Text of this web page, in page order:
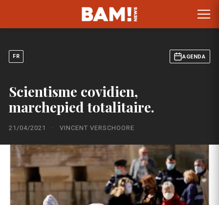
FR AGENDA
Scientisme covidien,
marchepied totalitaire.
21/04/2021 · VINCENT VERSCHOORE